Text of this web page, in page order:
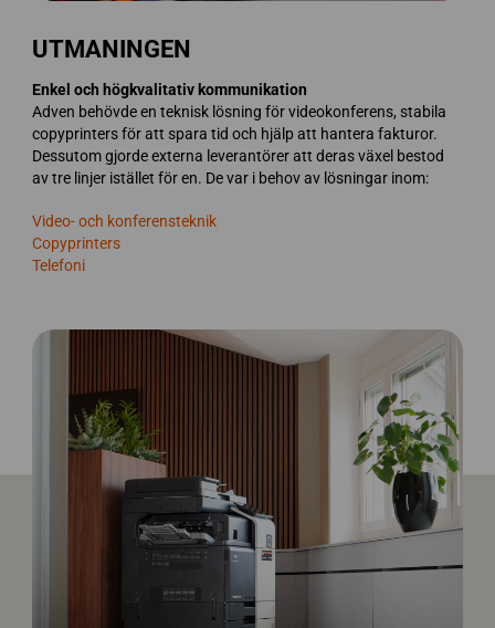
UTMANINGEN
Enkel och högkvalitativ kommunikation
Adven behövde en teknisk lösning för videokonferens, stabila
copyprinters för att spara tid och hjälp att hantera fakturor.
Dessutom gjorde externa leverantörer att deras växel bestod
av tre linjer istället för en. De var i behov av lösningar inom:
Video- och konferensteknik
Copyprinters
Telefoni